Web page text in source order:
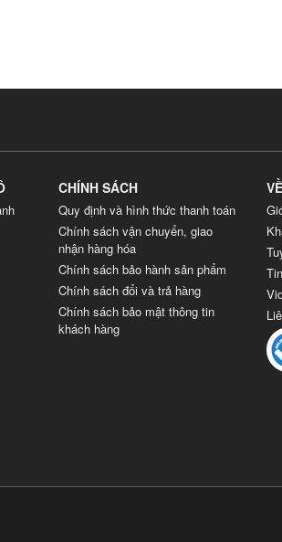
CHÍNH SÁCH
Quy định và hình thức thanh toán
Chính sách vận chuyển, giao
nhận hàng hóa
Chính sách bảo hành sản phẩm
Chính sách đổi và trả hàng
Chính sách bảo mật thông tin
khách hàng